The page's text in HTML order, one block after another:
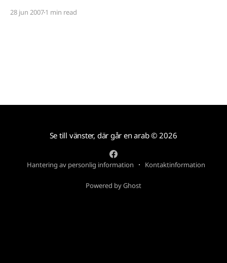
Islänningarna är väldigt påhittiga, mer än
28 jun 20071 min read
Se till vänster, där går en arab© 2026
Hantering av personlig information Kontaktinformation
Powered by Ghost